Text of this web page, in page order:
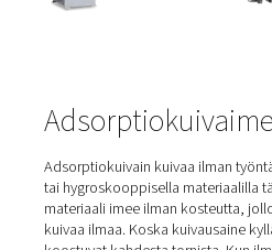
Jäähdytyskuivaimia on
tuovat käyttäjille
Energiatehokkuus ja
kylmäkuivaimista suositun
luotettavaa suorituskykyä.
helppo ylläpito ovat